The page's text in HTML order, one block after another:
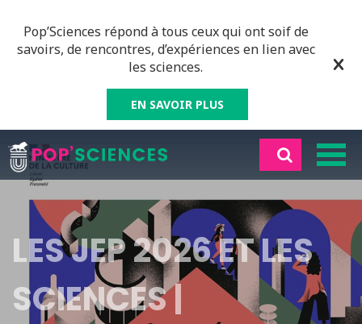
Pop’Sciences répond à tous ceux qui ont soif de
savoirs, de rencontres, d’expériences en lien avec
les sciences.
EN SAVOIR PLUS
LES JEP 2026 ET LES
SCIENCES |